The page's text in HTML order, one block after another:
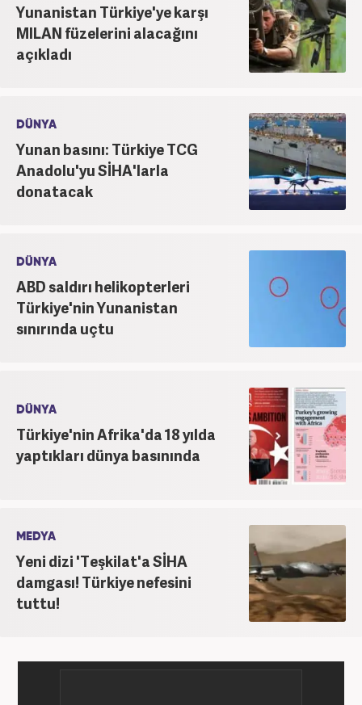
Yunanistan Türkiye'ye karşı
MILAN füzelerini alacağını
açıkladı
DÜNYA
Yunan basını: Türkiye TCG
Anadolu'yu SİHA'larla
donatacak
DÜNYA
ABD saldırı helikopterleri
Türkiye'nin Yunanistan
sınırında uçtu
DÜNYA
Türkiye'nin Afrika'da 18 yılda
yaptıkları dünya basınında
MEDYA
Yeni dizi 'Teşkilat'a SİHA
damgası! Türkiye nefesini
tuttu!